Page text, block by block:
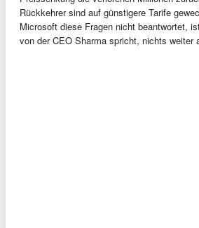
Rückkehrer sind auf günstigere Tarife
Microsoft diese Fragen nicht beantwortet,
von der CEO Sharma spricht, nichts weiter